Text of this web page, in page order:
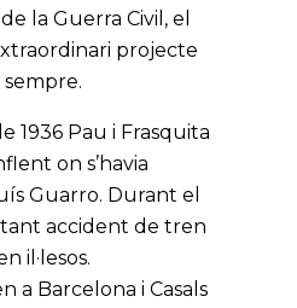
la Guerra Civil, el
projecte
1936 Pau i Frasquita
on s’havia
Guarro. Durant el
accident de tren
il·lesos.
a Barcelona i Casals